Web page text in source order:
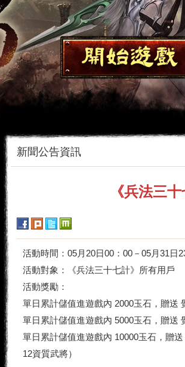
新聞公告資訊
《兵法三
活動時間：05月20日00：00－05月31日
活動對象：《兵法三十七計》所有用戶
活動獎勵：
單日累計儲值進遊戲內 2000玉石，贈送
單日累計儲值進遊戲內 5000玉石，贈送
單日累計儲值進遊戲內 10000玉石，贈
12資質武將）